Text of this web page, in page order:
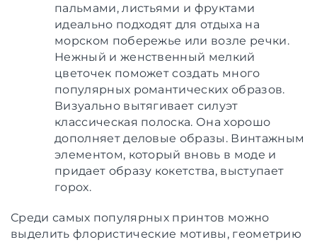
пальмами, листьями и фруктами
идеально подходят для отдыха на
морском побережье или возле речки.
Нежный и женственный мелкий
цветочек поможет создать много
популярных романтических образов.
Визуально вытягивает силуэт
классическая полоска. Она хорошо
дополняет деловые образы. Винтажным
элементом, который вновь в моде и
придает образу кокетства, выступает
горох.
Среди самых популярных принтов можно
выделить флористические мотивы, геометрию